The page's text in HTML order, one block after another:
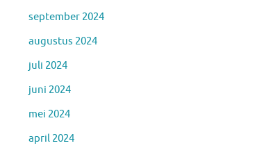
september 2024
augustus 2024
juli 2024
juni 2024
mei 2024
april 2024